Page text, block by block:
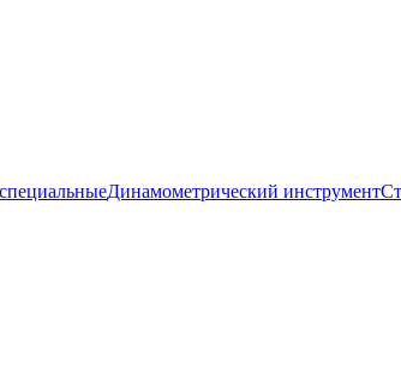
Динамометрический инструмент